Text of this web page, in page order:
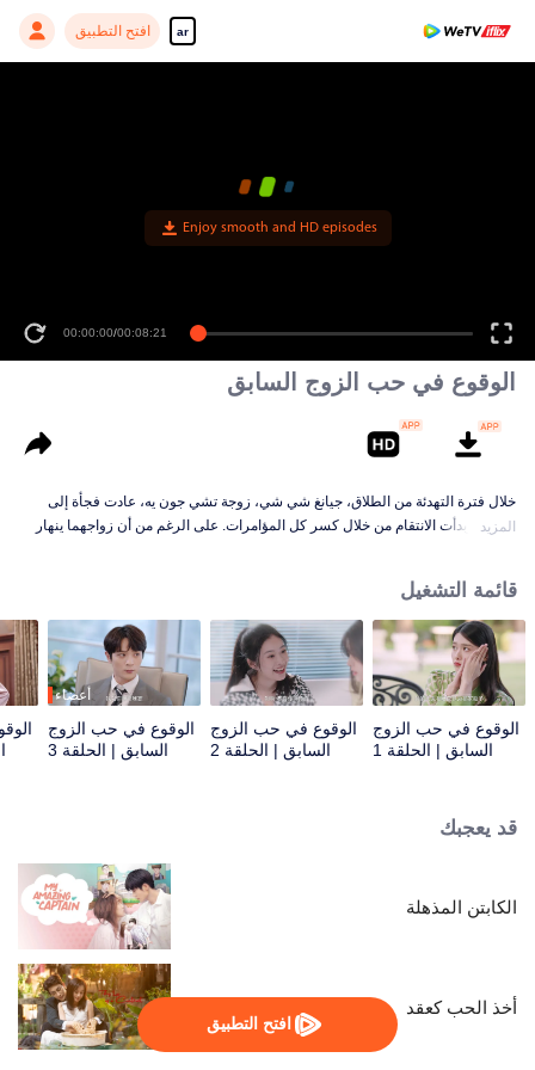
ar افتح التطبيق
افتح التطبيق
Enjoy smooth and HD episodes
00:00:00/00:08:21
الوقوع في حب الزوج السابق
خلال فترة التهدئة من الطلاق، جيانغ شي شي، زوجة تشي جون يه، عادت فجأة إلى
رشدها وبدأت الانتقام من خلال كسر كل المؤامرات. على الرغم من أن زواجهما ينهار
الأشرار، ويكونان معًا مرة أخرى.
المزيد
قائمة التشغيل
الوقوع في حب الزوج
السابق | الحلقة 1
الوقوع في حب الزوج
السابق | الحلقة 2
أعضاء
الوقوع في حب الزوج
السابق | الحلقة 3
قد يعجبك
الكابتن المذهلة
أخذ الحب كعقد